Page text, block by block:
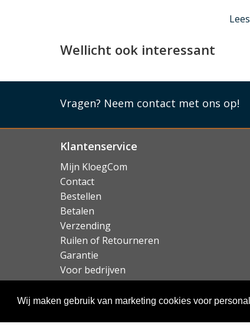
Wij maken gebruik van marketing cookies voor
Alcanside is een merk van Nederlandse
vervaardigd, en zijn verkrijgbaar voor alle
iPad en Apple Watch.
Lees
Wellicht ook interessant
Vragen? Neem contact met ons op!
Klantenservice
Mijn KloegCom
Contact
Bestellen
Betalen
Verzending
Ruilen of Retourneren
Garantie
Voor bedrijven
Over KloegCom.nl